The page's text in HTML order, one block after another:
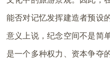
能否对记忆发挥建造者预设
意义上说，纪念空间不是简
是一个多种权力、资本争夺